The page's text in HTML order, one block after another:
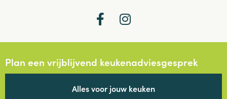
Plan een vrijblijvend keukenadviesgesprek
Alles voor jouw keuken